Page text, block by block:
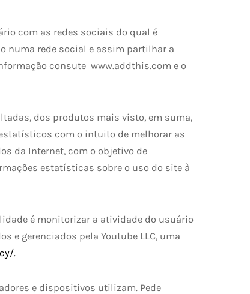
com as redes sociais do qual é
numa rede social e assim partilhar a
consute www.addthis.com e o
dos produtos mais visto, em suma,
com o intuito de melhorar as
da Internet, com o objetivo de
estatísticas sobre o uso do site à
é monitorizar a atividade do usuário
e gerenciados pela Youtube LLC, uma
.
e dispositivos utilizam. Pede